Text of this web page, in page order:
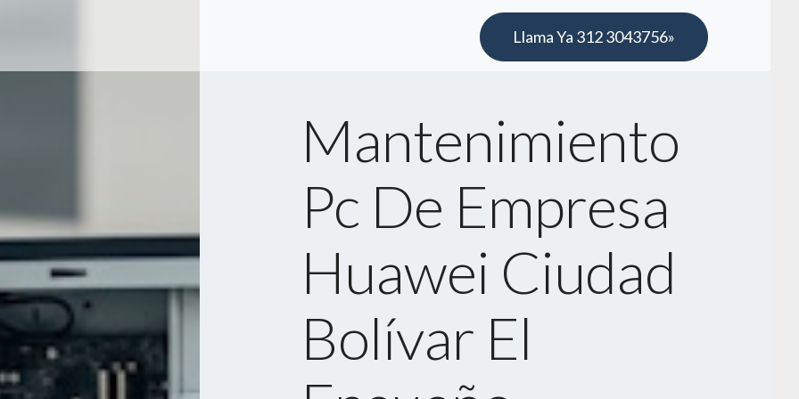
Llama Ya 312 3043756»
Mantenimiento
Pc De Empresa
Huawei Ciudad
Bolívar El